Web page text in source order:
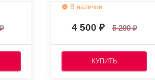
В наличии
4 500 5 200
КУПИТЬ